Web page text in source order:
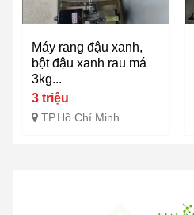
Máy rang đậu xanh,
bột đậu xanh rau má
3kg...
3 triệu
TP.Hồ Chí Minh